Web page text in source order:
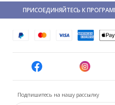
Подпишитесь на нашу рассылку
ПРИСОЕДИНЯЙТЕСЬ К